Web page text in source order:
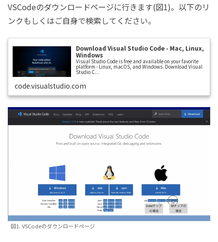
VSCodeのダウンロードページに行きます(図1)。以下のリ
ンクもしくはご自身で検索してください。
Download Visual Studio Code - Mac, Linux,
Windows
Visual Studio Code is free and available on your favorite
platform - Linux, macOS, and Windows. Download Visual
Studio C...
code.visualstudio.com
図1. VSCodeのダウンロードページ